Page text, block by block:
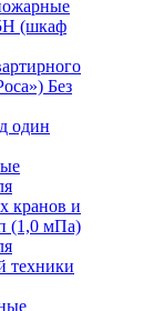
(шкаф
Без
один
кранов и
(1,0 мПа)
техники